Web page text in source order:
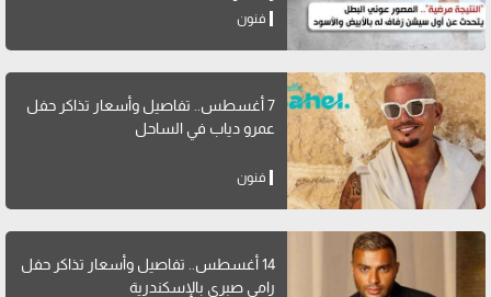
فنون
7 أغسطس.. تفاصيل وأسعار تذاكر حفل
عمرو دياب في الساحل
فنون
14 أغسطس.. تفاصيل وأسعار تذاكر حفل
رامي صبري بالإسكندرية